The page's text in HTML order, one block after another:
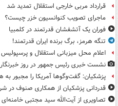
قرارداد مربی خارجی استقلال تمدید شد
ماجرای تصویب کنوانسیون خزر چیست؟
فوران یک آتشفشان قدرتمند در کلمبیا
تنگه هرمز، برگ برنده ایران قدرتمند!
اعلام محل میزبانی استقلال و پرسپولیس
نشست خبری رئیس جمهور در روز خبرنگار
پزشکیان: گفت‌وگوها آمریکا را مجبور به
قدردانی پزشکیان از همکاری صنوف در
تصاویری از آیت‌الله سید مجتبی